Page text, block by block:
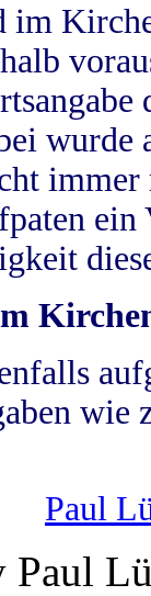
im
wurde
wie
Paul